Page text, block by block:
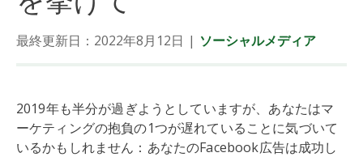
最終更新日：2022年8月12日 | ソーシャルメディア
2019年も半分が過ぎようとしていますが、あなたはマ
ーケティングの抱負の1つが遅れていることに気づいて
いるかもしれません：あなたのFacebook広告は成功し